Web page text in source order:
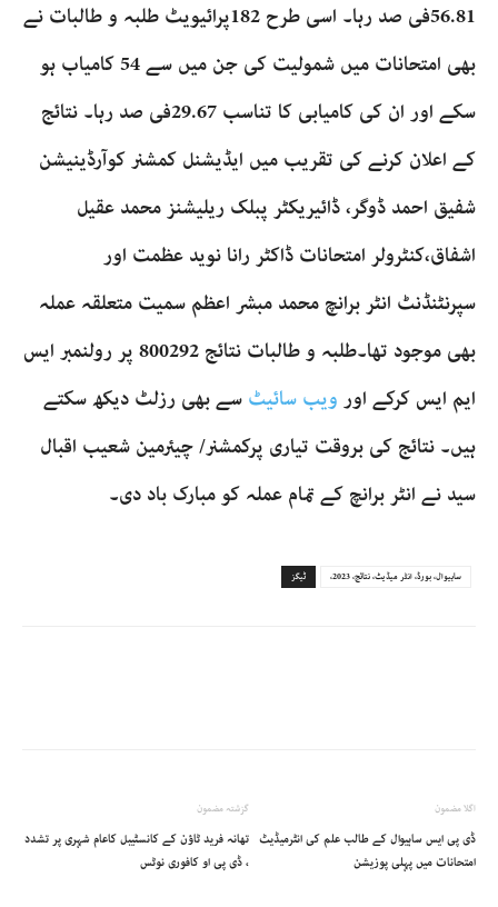
56.81فی صد رہا۔ اسی طرح 182پرائیویٹ طلبہ و طالبات نے
بھی امتحانات میں شمولیت کی جن میں سے 54 کامیاب ہو
سکے اور ان کی کامیابی کا تناسب 29.67فی صد رہا۔ نتائج
کے اعلان کرنے کی تقریب میں ایڈیشنل کمشنر کوآرڈینیشن
شفیق احمد ڈوگر، ڈائیریکٹر پبلک ریلیشنز محمد عقیل
اشفاق،کنٹرولر امتحانات ڈاکٹر رانا نوید عظمت اور
سپرنٹنڈنٹ انٹر برانچ محمد مبشر اعظم سمیت متعلقہ عملہ
بھی موجود تھا۔طلبہ و طالبات نتائج 800292 پر رولنمبر ایس
ایم ایس کرکے اور ویب سائیٹ سے بھی رزلٹ دیکھ سکتے
ہیں۔ نتائج کی بروقت تیاری پرکمشنر/ چیئرمین شعیب اقبال
سید نے انٹر برانچ کے تمام عملہ کو مبارک باد دی۔
ٹیگز ساہیوال، بورڈ، انٹر میڈیٹ، نتائج، 2023،
گزشتہ مضمون
تھانہ فرید ٹاؤن کے کانسٹیبل کاعام شہری پر تشدد
، ڈی پی او کافوری نوٹس
اگلا مضمون
ڈی پی ایس ساہیوال کے طالب علم کی انٹرمیڈیٹ
امتحانات میں پہلی پوزیشن